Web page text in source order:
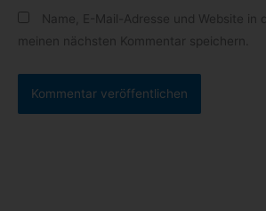
Name, E-Mail-Adresse und Website in
meinen nächsten Kommentar speichern.